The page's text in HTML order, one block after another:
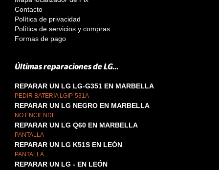
Contacto
Política de privacidad
Política de servicios y compras
Formas de pago
Últimas reparaciones de LG...
REPARAR UN LG LG-G351 EN MARBELLA
PEDIR BATERIA LGIP-531A
REPARAR UN LG NEGRO EN MARBELLA
NO ENCIENDE
REPARAR UN LG Q60 EN MARBELLA
PANTALLA
REPARAR UN LG K51S EN LEÓN
PANTALLA
REPARAR UN LG - EN LEÓN